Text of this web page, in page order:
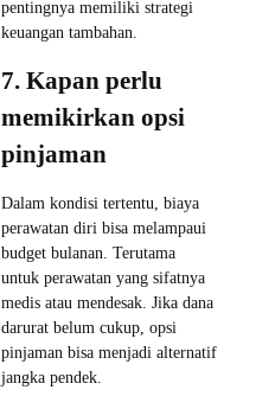
pentingnya memiliki strategi
keuangan tambahan.
7. Kapan perlu
memikirkan opsi
pinjaman
Dalam kondisi tertentu, biaya
perawatan diri bisa melampaui
budget bulanan. Terutama
untuk perawatan yang sifatnya
medis atau mendesak. Jika dana
darurat belum cukup, opsi
pinjaman bisa menjadi alternatif
jangka pendek.